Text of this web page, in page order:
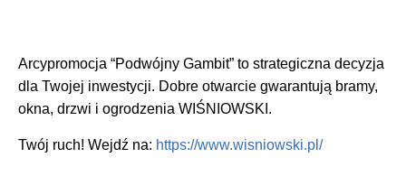
Arcypromocja “Podwójny Gambit” to strategiczna decyzja
dla Twojej inwestycji. Dobre otwarcie gwarantują bramy,
okna, drzwi i ogrodzenia WIŚNIOWSKI.
Twój ruch! Wejdź na: https://www.wisniowski.pl/